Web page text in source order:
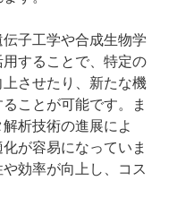
子工学や合成生物学
することで、特定の
させたり、新たな機
ことが可能です。ま
析技術の進展によ
が容易になっていま
効率が向上し、コス